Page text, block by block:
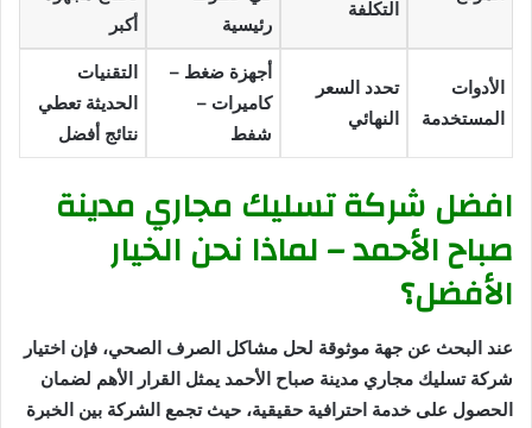
التكلفة
رئيسية
أكبر
الأدوات
المستخدمة
تحدد السعر
النهائي
أجهزة ضغط –
كاميرات –
شفط
التقنيات
الحديثة تعطي
نتائج أفضل
افضل شركة تسليك مجاري مدينة
صباح الأحمد – لماذا نحن الخيار
الأفضل؟
عند البحث عن جهة موثوقة لحل مشاكل الصرف الصحي، فإن اختيار
شركة تسليك مجاري مدينة صباح الأحمد يمثل القرار الأهم لضمان
الحصول على خدمة احترافية حقيقية، حيث تجمع الشركة بين الخبرة